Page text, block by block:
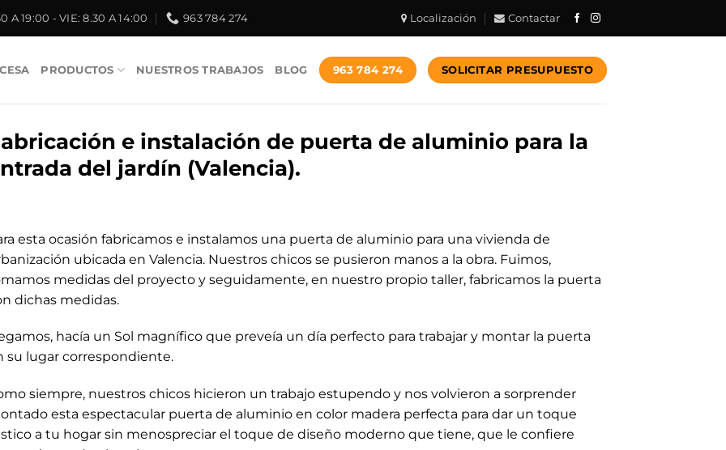
A 19:00 - VIE: 8.30 A 14:00 963 784 274 Localización Contactar
PRODUCTOS NUESTROS TRABAJOS BLOG 963 784 274 SOLICITAR PRESUPUESTO
e instalación de puerta de aluminio para la
del jardín (Valencia).
esta ocasión fabricamos e instalamos una puerta de aluminio para una vivienda de
ubicada en Valencia. Nuestros chicos se pusieron manos a la obra. Fuimos,
medidas del proyecto y seguidamente, en nuestro propio taller, fabricamos la puerta
dichas medidas.
hacía un Sol magnífico que preveía un día perfecto para trabajar y montar la puerta
su lugar correspondiente.
siempre, nuestros chicos hicieron un trabajo estupendo y nos volvieron a sorprender
esta espectacular puerta de aluminio en color madera perfecta para dar un toque
a tu hogar sin menospreciar el toque de diseño moderno que tiene, que le confiere